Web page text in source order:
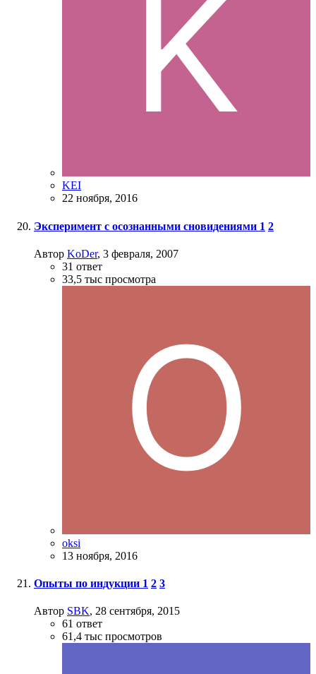
KEI
22 ноября, 2016
Эксперимент с осознанными сновидениями 1 2
Автор KoDer, 3 февраля, 2007
31 ответ
33,5 тыс просмотра
oksi
13 ноября, 2016
Опыты по индукции 1 2 3
Автор SBK, 28 сентября, 2015
61 ответ
61,4 тыс просмотров